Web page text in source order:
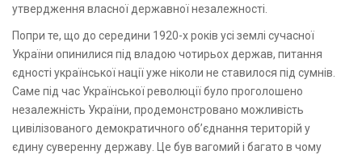
утвердження власної державної незалежності.
Попри те, що до середини 1920-х років усі землі сучасної
України опинилися під владою чотирьох держав, питання
єдності української нації уже ніколи не ставилося під сумнів.
Саме під час Української революції було проголошено
незалежність України, продемонстровано можливість
цивілізованого демократичного об’єднання територій у
єдину суверенну державу. Це був вагомий і багато в чому